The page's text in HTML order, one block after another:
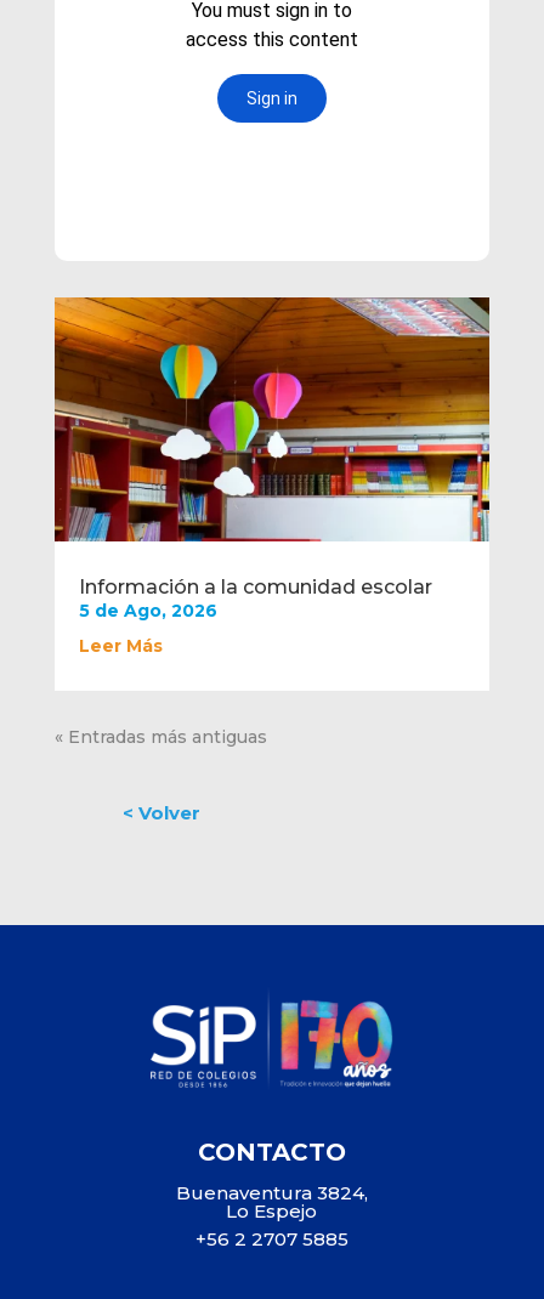
Información a la comunidad escolar
5 de Ago, 2026
Leer Más
« Entradas más antiguas
CONTACTO
Buenaventura 3824,
Lo Espejo
+56 2 2707 5885